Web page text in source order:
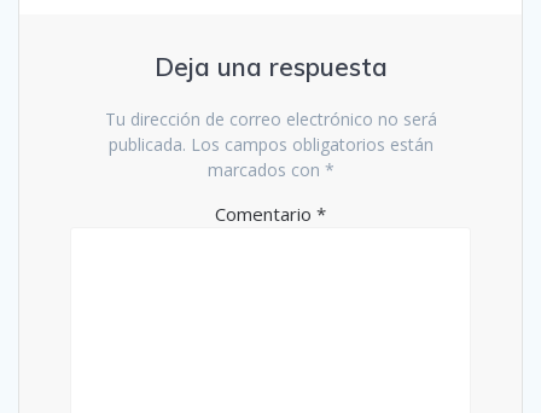
Deja una respuesta
Tu dirección de correo electrónico no será
publicada. Los campos obligatorios están
marcados con *
Comentario *